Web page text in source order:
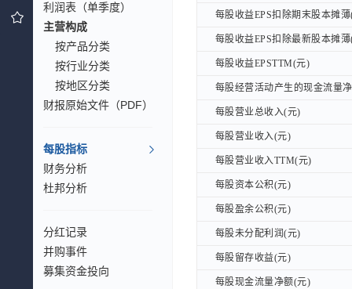
利润表（单季度）
主营构成
按产品分类
按行业分类
按地区分类
财报原始文件（PDF）
每股指标
财务分析
杜邦分析
分红记录
并购事件
募集资金投向
每股收益EPS扣除期末股本摊
每股收益EPS扣除最新股本摊
每股收益EPSTTM(元)
每股经营活动产生的现金流量
每股营业总收入(元)
每股营业收入(元)
每股营业收入TTM(元)
每股资本公积(元)
每股盈余公积(元)
每股未分配利润(元)
每股留存收益(元)
每股现金流量净额(元)
每股收益EPS扣除期末股本摊
每股收益EPS扣除最新股本摊
每股收益EPSTTM(元)
每股经营活动产生的现金流量
每股营业总收入(元)
每股营业收入(元)
每股营业收入TTM(元)
每股资本公积(元)
每股盈余公积(元)
每股未分配利润(元)
每股留存收益(元)
每股现金流量净额(元)